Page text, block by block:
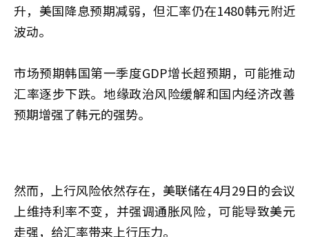
升，美国降息预期减弱，但汇率仍在1480韩元附近
波动。
市场预期韩国第一季度GDP增长超预期，可能推动
汇率逐步下跌。地缘政治风险缓解和国内经济改善
预期增强了韩元的强势。
然而，上行风险依然存在，美联储在4月29日的会议
上维持利率不变，并强调通胀风险，可能导致美元
走强，给汇率带来上行压力。